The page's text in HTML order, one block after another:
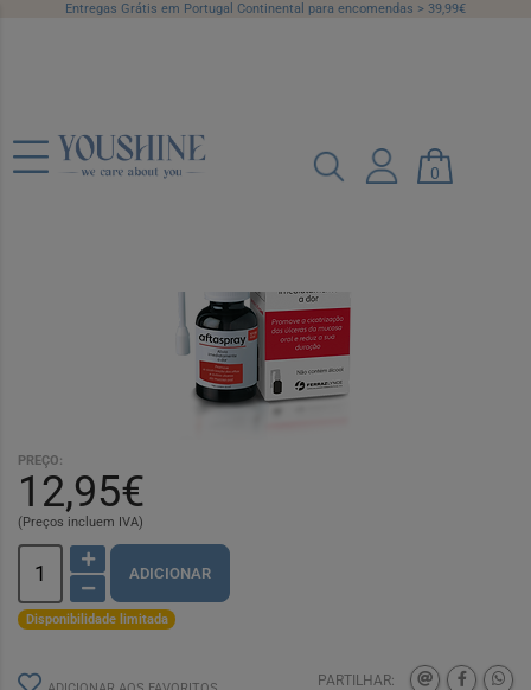
Entregas Grátis em Portugal Continental para encomendas > 39,99€
0
Aftaspray Spray Oral 20 ml
Ref.: 6138883
PREÇO:
12,95€
(Preços incluem IVA)
ADICIONAR
Disponibilidade limitada
PARTILHAR: